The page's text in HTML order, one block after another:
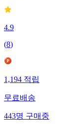
4.9
(8)
1,194적립
무료배송
443명구매중